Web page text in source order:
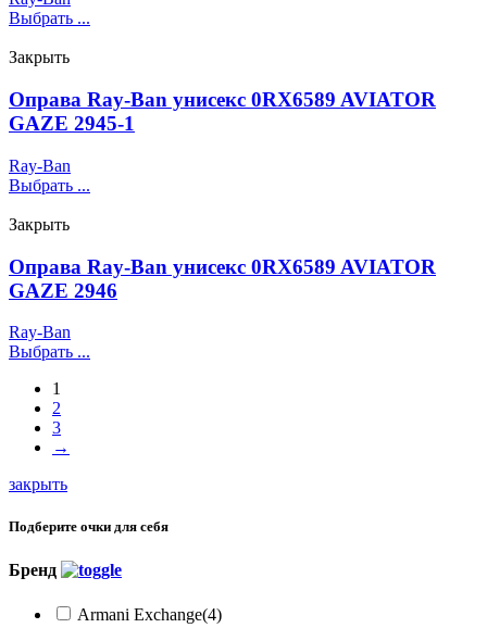
Выбрать ...
Закрыть
Оправа Ray-Ban унисекс 0RX6589 AVIATOR
GAZE 2945-1
Ray-Ban
Выбрать ...
Закрыть
Оправа Ray-Ban унисекс 0RX6589 AVIATOR
GAZE 2946
Ray-Ban
Выбрать ...
1
2
3
→
закрыть
Подберите очки для себя
Бренд
Armani Exchange(4)